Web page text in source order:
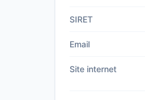
SIRET
Email
Site internet